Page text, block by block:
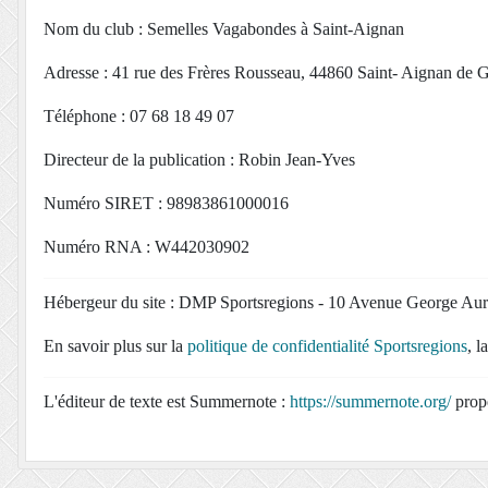
Nom du club : Semelles Vagabondes à Saint-Aignan
Adresse : 41 rue des Frères Rousseau, 44860 Saint- Aignan de
Téléphone : 07 68 18 49 07
Directeur de la publication : Robin Jean-Yves
Numéro SIRET : 98983861000016
Numéro RNA : W442030902
Hébergeur du site : DMP Sportsregions - 10 Avenue George
En savoir plus sur la politique de confidentialité Sportsregions, la
L'éditeur de texte est Summernote : https://summernote.org/